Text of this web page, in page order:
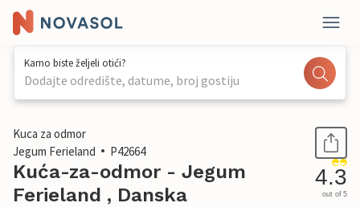
Kamo biste željeli otići?
Dodajte odredište, datume, broj gostiju
1 / 31
Kuca za odmor
Jegum Ferieland
P42664
Kuća-za-odmor - Jegum
Ferieland , Danska
4.3
out of 5